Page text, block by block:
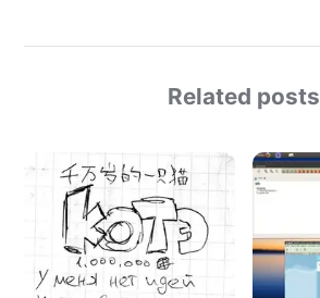
Related posts